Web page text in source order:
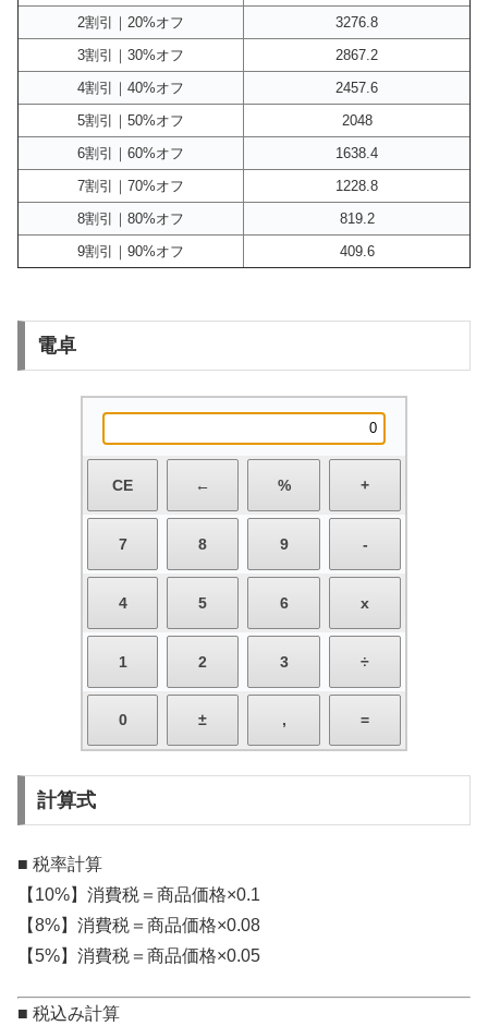
2割引｜20%オフ
3276.8
3割引｜30%オフ
2867.2
4割引｜40%オフ
2457.6
5割引｜50%オフ
2048
6割引｜60%オフ
1638.4
7割引｜70%オフ
1228.8
8割引｜80%オフ
819.2
9割引｜90%オフ
409.6
電卓
計算式
■ 税率計算
【10%】消費税＝商品価格×0.1
【8%】消費税＝商品価格×0.08
【5%】消費税＝商品価格×0.05
■ 税込み計算